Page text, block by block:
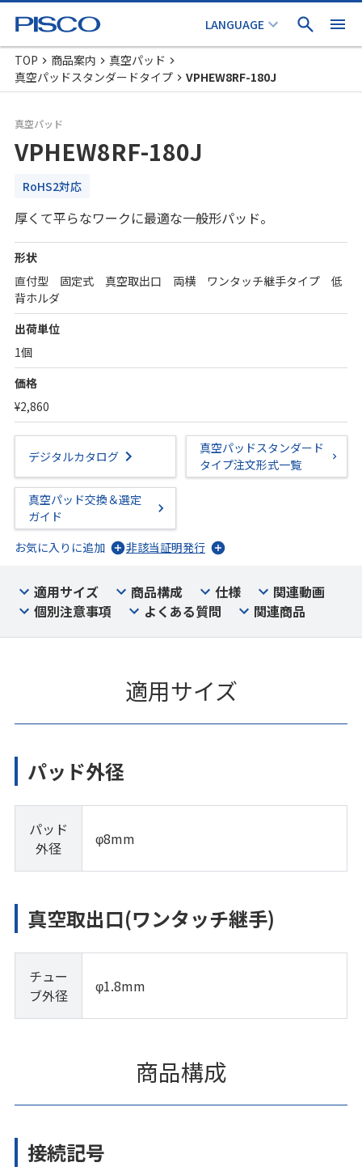
TOP 商品案内
真空パッド
真空パッドスタンダードタイプ
VPHEW8RF-180J
真空パッド
VPHEW8RF-180J
RoHS2対応
厚くて平らなワークに最適な一般形パッド。
形状
直付型 固定式 真空取出口 両横 ワンタッチ継手タイプ 低
背ホルダ
出荷単位
1個
価格
¥2,860
デジタルカタログ
真空パッドスタンダード
タイプ注文形式一覧
真空パッド交換＆選定
ガイド
お気に入りに追加
非該当証明発行
適用サイズ 商品構成 仕様
関連動画
個別注意事項
よくある質問 関連商品
適用サイズ
パッド外径
パッド
外径
φ8mm
真空取出口(ワンタッチ継手)
チュー
ブ外径
φ1.8mm
商品構成
接続記号